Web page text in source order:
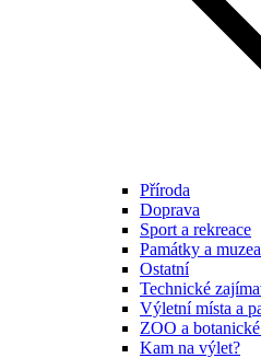
Příroda
Doprava
Sport a rekreace
Památky a muzea
Ostatní
Technické
Výletní místa a
ZOO a
Kam na výlet?